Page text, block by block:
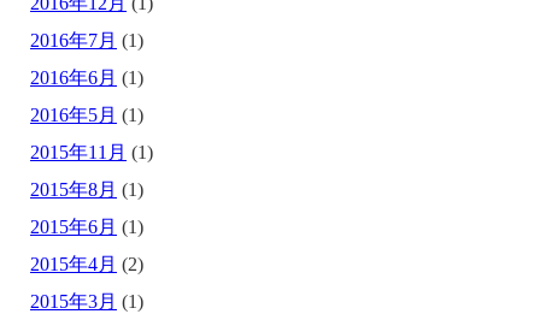
2016年7月 (1)
2016年6月 (1)
2016年5月 (1)
2015年11月 (1)
2015年8月 (1)
2015年6月 (1)
2015年4月 (2)
2015年3月 (1)